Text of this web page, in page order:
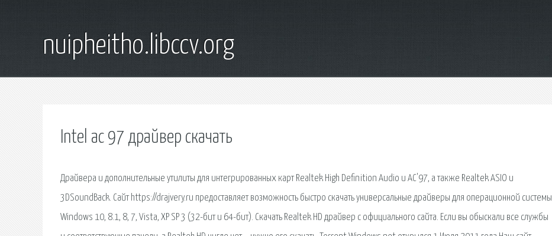
nuipheitho.libccv.org
Intel ac 97 драйвер скачать
Драйвера и дополнительные утилиты для интегрированных карт Realtek High Definition Audio и AC'97, а также Realtek ASIO и
3DSoundBack. Сайт https://drajvery.ru предоставляет возможность быстро скачать универсальные драйверы для операционной системы
Windows 10, 8.1, 8, 7, Vista, XP SP 3 (32-бит и 64-бит). Скачать Realtek HD драйвер с официального сайта. Если вы обыскали все службы